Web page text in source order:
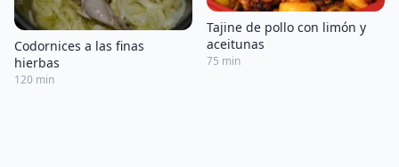
Codornices a las finas
hierbas
120 min
Tajine de pollo con limón y
aceitunas
75 min